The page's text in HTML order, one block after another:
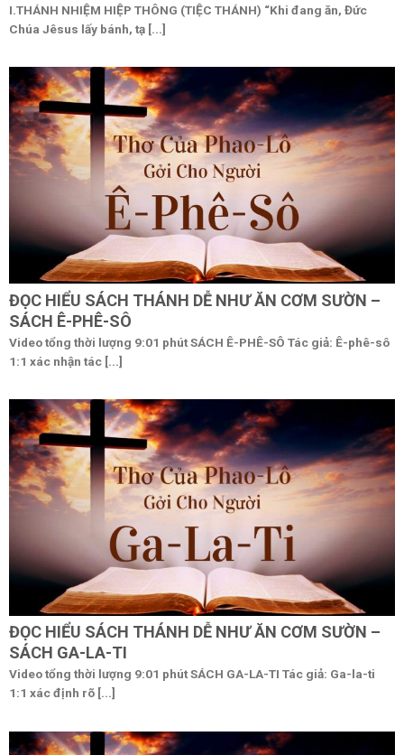
I.THÁNH NHIỆM HIỆP THÔNG (TIỆC THÁNH) “Khi đang ăn, Đức
Chúa Jêsus lấy bánh, tạ [...]
ĐỌC HIỂU SÁCH THÁNH DỄ NHƯ ĂN CƠM SƯỜN –
SÁCH Ê-PHÊ-SÔ
Video tổng thời lượng 9:01 phút SÁCH Ê-PHÊ-SÔ Tác giả: Ê-phê-sô
1:1 xác nhận tác [...]
ĐỌC HIỂU SÁCH THÁNH DỄ NHƯ ĂN CƠM SƯỜN –
SÁCH GA-LA-TI
Video tổng thời lượng 9:01 phút SÁCH GA-LA-TI Tác giả: Ga-la-ti
1:1 xác định rõ [...]